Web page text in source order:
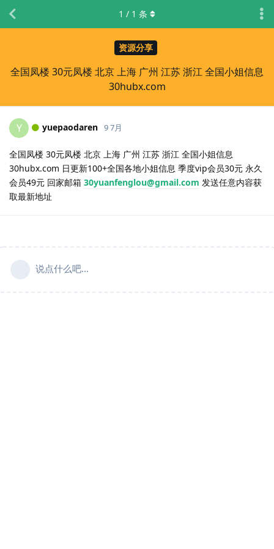
资源分享
全国凤楼 30元凤楼 北京 上海 广州 江苏 浙江 全国小姐信息
30hubx.com
1 / 1 条
Y yuepaodaren 9 7月
全国凤楼 30元凤楼 北京 上海 广州 江苏 浙江 全国小姐信息
30hubx.com 日更新100+全国各地小姐信息 季度vip会员30元 永久
会员49元 回家邮箱 30yuanfenglou@gmail.com 发送任意内容获
取最新地址
说点什么吧...